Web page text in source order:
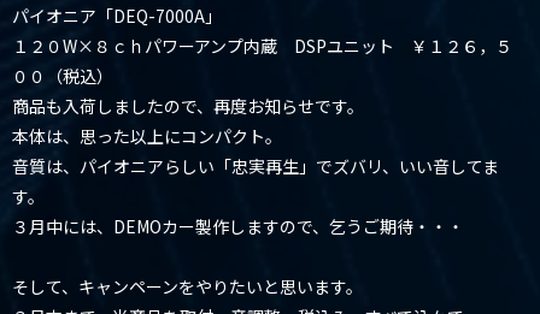
パイオニア「DEQ-7000A」
１２０W×８ｃｈパワーアンプ内蔵 DSPユニット ￥１２６，５
００（税込）
商品も入荷しましたので、再度お知らせです。
本体は、思った以上にコンパクト。
音質は、パイオニアらしい「忠実再生」でズバリ、いい音してま
す。
３月中には、DEMOカー製作しますので、乞うご期待・・・
そして、キャンペーンをやりたいと思います。